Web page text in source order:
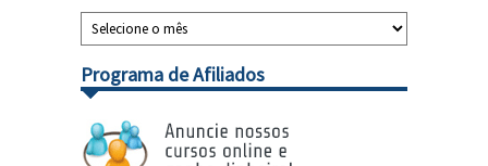
Programa de Afiliados